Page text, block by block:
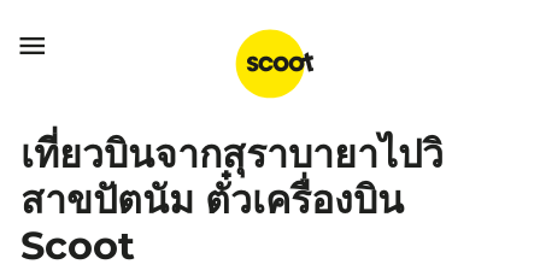

เที่ยวบินจากสุราบายาไปวิ
สาขปัตนัม ตั๋วเครื่องบิน
Scoot